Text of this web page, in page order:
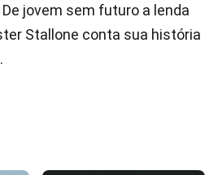
jovem sem futuro a lenda
Stallone conta sua história